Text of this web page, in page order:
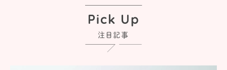
Pick Up
注目記事